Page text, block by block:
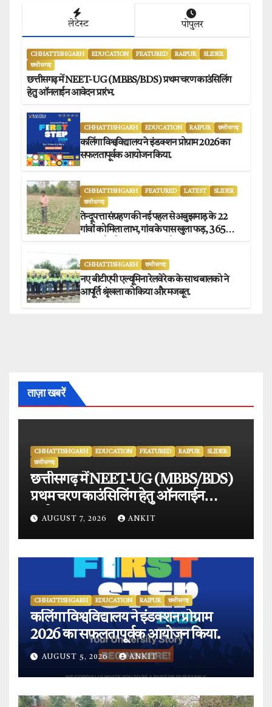
लेटेस्ट पोपुलर
CHHATTISHGARH EDUCATION FEATURED RAIPUR
SLIDER
छत्तीसगढ़
छत्तीसगढ़ में NEET-UG (MBBS/BDS) प्रथम चरण काउंसिलिंग
हेतु ऑनलाईन आवेदन प्रारंभ.
CHHATTISHGARH EDUCATION RAIPUR छत्तीसगढ़
कलिंगा विश्वविद्यालय ने इंडक्शन प्रोग्राम 2026 का
सफलतापूर्वक आयोजन किया.
CHHATTISHGARH FEATURED LATEST
SLIDER
छत्तीसगढ़
तेन्दूपत्ता संग्रहण की नई पहल से अबुझमाड़ के 22
गांवों को मिला लाभ, गांव के पास खुला फड़, 365
CHHATTISHGARH छत्तीसगढ़
नए बीटीएपी एल्यूमिना रेलवे रेक के साथ बालको ने
आपूर्ति श्रृंखला को किया और मजबूत.
ताज़ा खबरें
CHHATTISHGARH EDUCATION FEATURED RAIPUR
SLIDER
छत्तीसगढ़
छत्तीसगढ़ में NEET-UG (MBBS/BDS)
प्रथम चरण काउंसिलिंग हेतु ऑनलाईन
आवेदन प्रारंभ.
AUGUST 7, 2026 ANKIT
CHHATTISHGARH EDUCATION RAIPUR छत्तीसगढ़
कलिंगा विश्वविद्यालय ने इंडक्शन प्रोग्राम
2026 का सफलतापूर्वक आयोजन किया.
AUGUST 5, 2026 ANKIT